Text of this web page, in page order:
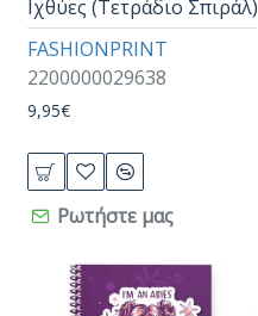
FASHIONPRINT
2200000029638
Ιχθύες (Τετράδιο Σπιράλ)
9,95€
Ρωτήστε μας